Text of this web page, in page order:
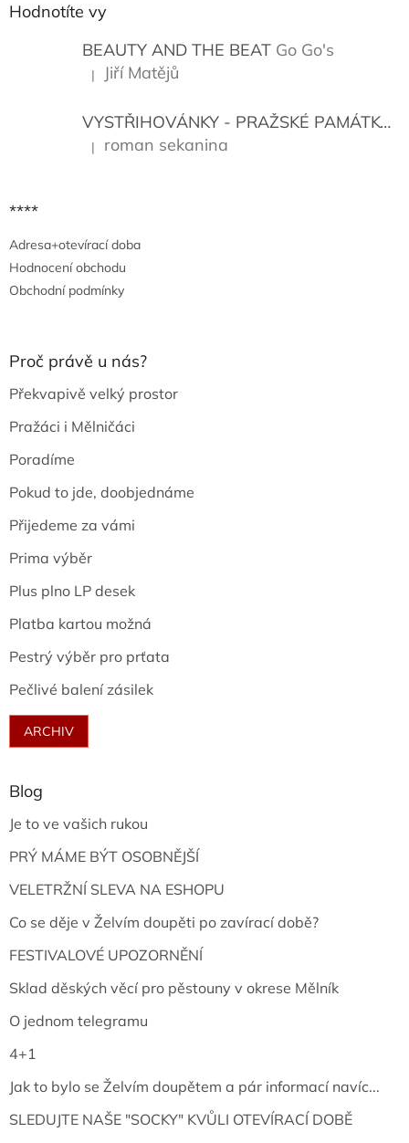
Hodnotíte vy
BEAUTY AND THE BEAT Go Go's
Hodnocení produktu je 5 z 5 hvězdiček.
| Jiří Matějů
VYSTŘIHOVÁNKY - PRAŽSKÉ PAMÁTKY
Hodnocení produktu je 5 z 5 hvězdiček.
| roman sekanina
****
Adresa+otevírací doba
Hodnocení obchodu
Obchodní podmínky
Proč právě u nás?
Překvapivě velký prostor
Pražáci i Mělničáci
Poradíme
Pokud to jde, doobjednáme
Přijedeme za vámi
Prima výběr
Plus plno LP desek
Platba kartou možná
Pestrý výběr pro prťata
Pečlivé balení zásilek
ARCHIV
Blog
Je to ve vašich rukou
PRÝ MÁME BÝT OSOBNĚJŠÍ
VELETRŽNÍ SLEVA NA ESHOPU
Co se děje v Želvím doupěti po zavírací době?
FESTIVALOVÉ UPOZORNĚNÍ
Sklad děských věcí pro pěstouny v okrese Mělník
O jednom telegramu
4+1
Jak to bylo se Želvím doupětem a pár informací navíc...
SLEDUJTE NAŠE "SOCKY" KVŮLI OTEVÍRACÍ DOBĚ